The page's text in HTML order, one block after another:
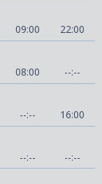
09:00
22:00
08:00
--:--
--:--
16:00
--:--
--:--